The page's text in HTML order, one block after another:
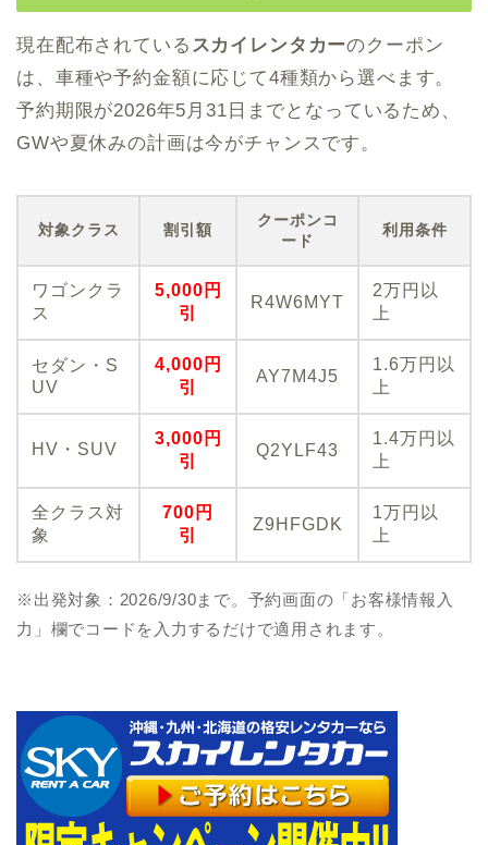
現在配布されている スカイレンタカーのクーポン
は、車種や予約金額に応じて4種類から選べます。
予約期限が2026年5月31日までとなっているため、
GWや夏休みの計画は今がチャンスです。
対象クラス 割引額
クーポンコ
ード
利用条件
ワゴンクラ
ス
5,000円
引
R4W6MYT
2万円以
上
セダン・S
UV
4,000円
引
AY7M4J5
1.6万円以
上
HV・SUV
3,000円
引
Q2YLF43
1.4万円以
上
全クラス対
象
700円
引
Z9HFGDK
1万円以
上
※出発対象：2026/9/30まで。予約画面の「お客様情報入
力」欄でコードを入力するだけで適用されます。